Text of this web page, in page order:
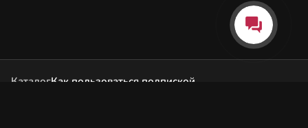
КаталогКак пользоваться подпиской